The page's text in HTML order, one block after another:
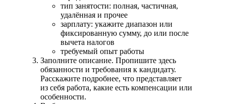
тип занятости: полная, частичная,
удалённая и прочее
зарплату: укажите диапазон или
фиксированную сумму, до или после
вычета налогов
требуемый опыт работы
Заполните описание. Пропишите здесь
обязанности и требования к кандидату.
Расскажите подробнее, что представляет
из себя работа, какие есть компенсации или
особенности.